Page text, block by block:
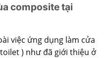
composite tại
việc ứng dụng làm cửa
) như đã giới thiệu ở